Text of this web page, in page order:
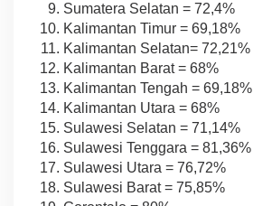
Sumatera Selatan = 72,4%
Kalimantan Timur = 69,18%
Kalimantan Selatan= 72,21%
Kalimantan Barat = 68%
Kalimantan Tengah = 69,18%
Kalimantan Utara = 68%
Sulawesi Selatan = 71,14%
Sulawesi Tenggara = 81,36%
Sulawesi Utara = 76,72%
Sulawesi Barat = 75,85%